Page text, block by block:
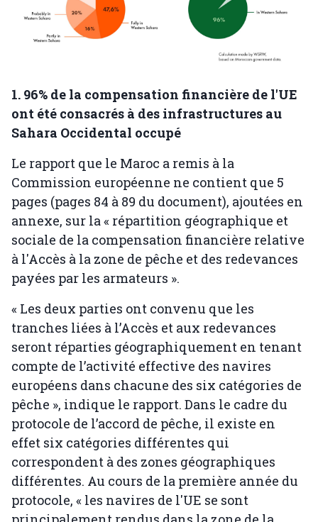
1. 96% de la compensation financière de l'UE
ont été consacrés à des infrastructures au
Sahara Occidental occupé
Le rapport que le Maroc a remis à la
Commission européenne ne contient que 5
pages (pages 84 à 89 du document), ajoutées en
annexe, sur la « répartition géographique et
sociale de la compensation financière relative
à l'Accès à la zone de pêche et des redevances
payées par les armateurs ».
« Les deux parties ont convenu que les
tranches liées à l’Accès et aux redevances
seront réparties géographiquement en tenant
compte de l’activité effective des navires
européens dans chacune des six catégories de
pêche », indique le rapport. Dans le cadre du
protocole de l’accord de pêche, il existe en
effet six catégories différentes qui
correspondent à des zones géographiques
différentes. Au cours de la première année du
protocole, « les navires de l'UE se sont